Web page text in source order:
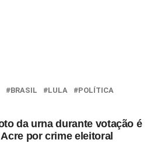
BRASIL LULA POLÍTICA
da urna durante votação é
por crime eleitoral